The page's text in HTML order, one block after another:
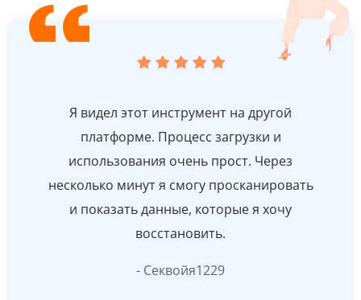
Я видел этот инструмент на другой
платформе. Процесс загрузки и
использования очень прост. Через
несколько минут я смогу просканировать
и показать данные, которые я хочу
восстановить.
- Секвойя1229